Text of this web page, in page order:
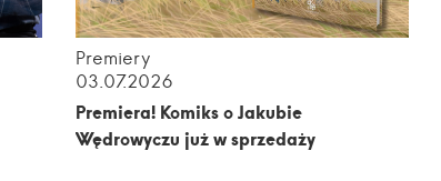
Premiery
03.07.2026
Premiera! Komiks o Jakubie
Wędrowyczu już w sprzedaży